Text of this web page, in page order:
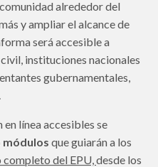
alrededor del
y ampliar el alcance de
será accesible a
instituciones nacionales
gubernamentales,
línea accesibles se
módulos que guiarán a los
completo del EPU,desde los